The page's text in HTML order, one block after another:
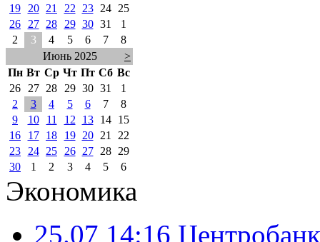
19
20 21 22 23 24
25
26
27 28 29 30 31
1
2
3 4 5 6 7
8
Июнь 2025
>
Пн Вт Ср Чт Пт Сб Вс
26
27 28 29 30 31
1
2
3 4 5 6 7
8
9
10 11 12 13 14
15
16
17 18 19 20 21
22
23
24 25 26 27 28
29
30
1 2 3 4 5 6
Экономика
25.07 14:16